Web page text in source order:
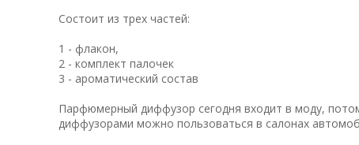
Состоит из трех частей:
1 - флакон,
2 - комплект палочек
3 - ароматический состав
Парфюмерный диффузор сегодня входит в моду,
диффузорами можно пользоваться в салонах